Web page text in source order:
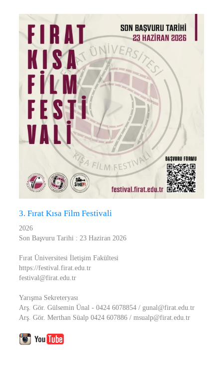
3. Fırat Kısa Film Festivali
2026
Son Başvuru Tarihi : 23 Haziran 2026
Fırat Üniversitesi İletişim Fakültesi
https://festival.firat.edu.tr
festival@firat.edu.tr
Yarışma Sekreteryası
Arş. Gör. Gülsemin Ünal - 0424 6078854 / gunal@firat.edu.tr
Arş. Gör. Merthan Süalp 0424 607886 / msualp@firat.edu.tr